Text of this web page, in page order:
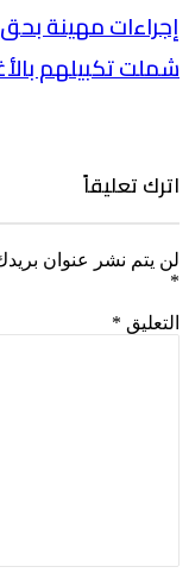
إجراءات مهينة
شملت تكبيلهم
اترك تعليقاً
لن يتم نشر عنوان بريدك
*
التعليق *